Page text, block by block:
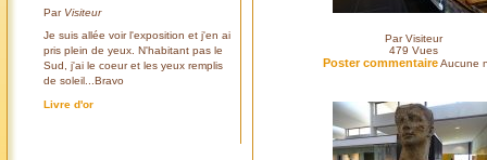
Par Visiteur
Je suis allée voir l'exposition et j'en ai
pris plein de yeux. N'habitant pas le
Sud, j'ai le coeur et les yeux remplis
de soleil...Bravo
Livre d'or
Par Visiteur
479 Vues
Poster commentaireAucune